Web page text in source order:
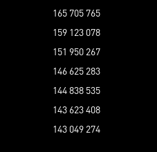
165 705 765
159 123 078
151 950 267
146 625 283
144 838 535
143 623 408
143 049 274